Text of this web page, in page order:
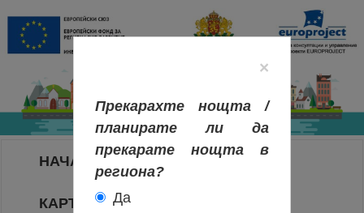
НАЧАЛО
КАРТА НА РЕГИОНИТЕ
×
Прекарахте нощта /
планирате ли да
прекарате нощта в
региона?
Да